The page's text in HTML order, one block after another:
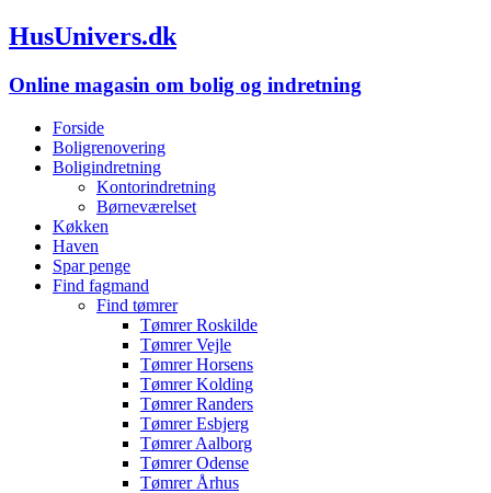
HusUnivers.dk
Online magasin om bolig og indretning
Forside
Boligrenovering
Boligindretning
Kontorindretning
Børneværelset
Køkken
Haven
Spar penge
Find fagmand
Find tømrer
Tømrer Roskilde
Tømrer Vejle
Tømrer Horsens
Tømrer Kolding
Tømrer Randers
Tømrer Esbjerg
Tømrer Aalborg
Tømrer Odense
Tømrer Århus